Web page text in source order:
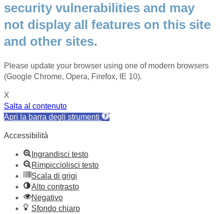
security vulnerabilities and may
not display all features on this site
and other sites.
Please update your browser using one of modern browsers
(Google Chrome, Opera, Firefox, IE 10).
X
Salta al contenuto
Apri la barra degli strumenti
Accessibilità
Ingrandisci testo
Rimpicciolisci testo
Scala di grigi
Alto contrasto
Negativo
Sfondo chiaro